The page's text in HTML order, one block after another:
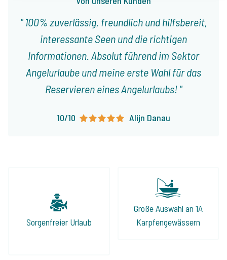
100% zuverlässig, freundlich und hilfsbereit,
interessante Seen und die richtigen
Informationen. Absolut führend im Sektor
Angelurlaube und meine erste Wahl für das
Reservieren eines Angelurlaubs!
10/10 Alijn Danau
Sorgenfreier Urlaub
Große Auswahl an 1A
Karpfengewässern